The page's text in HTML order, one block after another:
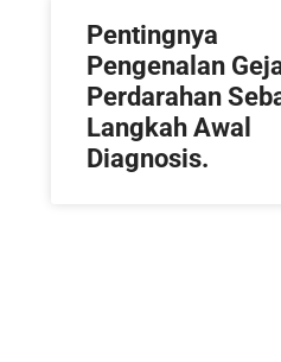
Pentingnya
Pengenalan
Perdarahan
Langkah Awal
Diagnosis.